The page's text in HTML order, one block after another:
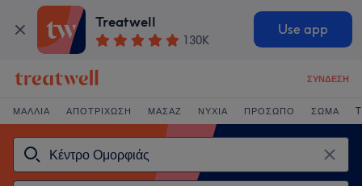
Treatwell
130K
Use app
ΣΎΝΔΕΣΗ
ΜΑΛΛΙΆ ΑΠΟΤΡΊΧΩΣΗ ΜΑΣΆΖ ΝΎΧΙΑ ΠΡΌΣΩΠΟ ΣΏΜΑ